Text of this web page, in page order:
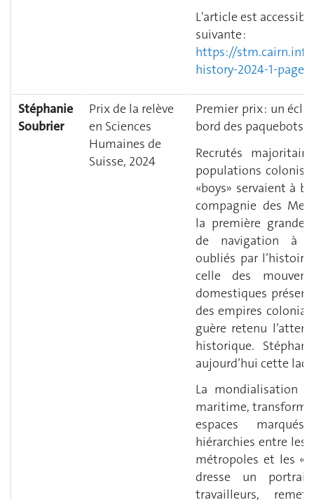
L'article est
suivante :
https://
history-2024-1-page-
Stéphanie
Soubrier
Prix de la relève
en Sciences
Humaines de
Suisse, 2024
Premier prix : un
bord des paquebots
Recrutés
populations
« boys » servaient à
compagnie des
la première grande
de navigation à
oubliés par
celle des
domestiques
des empires
guère retenu
historique.
aujourd’hui cette
La mondialisation
maritime,
espaces
hiérarchies entre les
métropoles et les «
dresse un
travailleurs,